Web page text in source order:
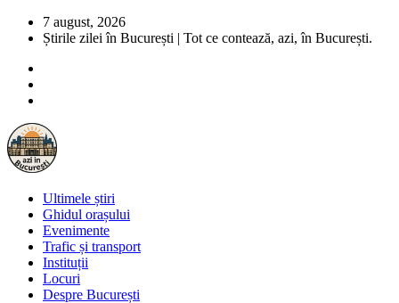
7 august, 2026
Știrile zilei în București | Tot ce contează, azi, în București.
Ultimele știri
Ghidul orașului
Evenimente
Trafic și transport
Instituții
Locuri
Despre București